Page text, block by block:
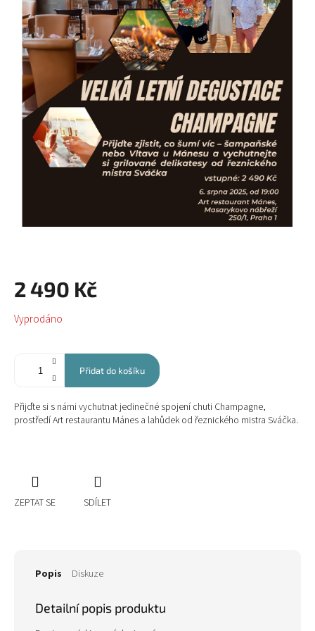
2 490 Kč
Měrná
cena:
Vyprodáno
Přidat do košíku
Přijďte si s námi vychutnat jedinečné spojení chuti Champagne,
prostředí Art restaurantu Mánes a lahůdek od řeznického mistra Sváčka.
ZEPTAT SE SDÍLET
Popis Diskuze
Detailní popis produktu